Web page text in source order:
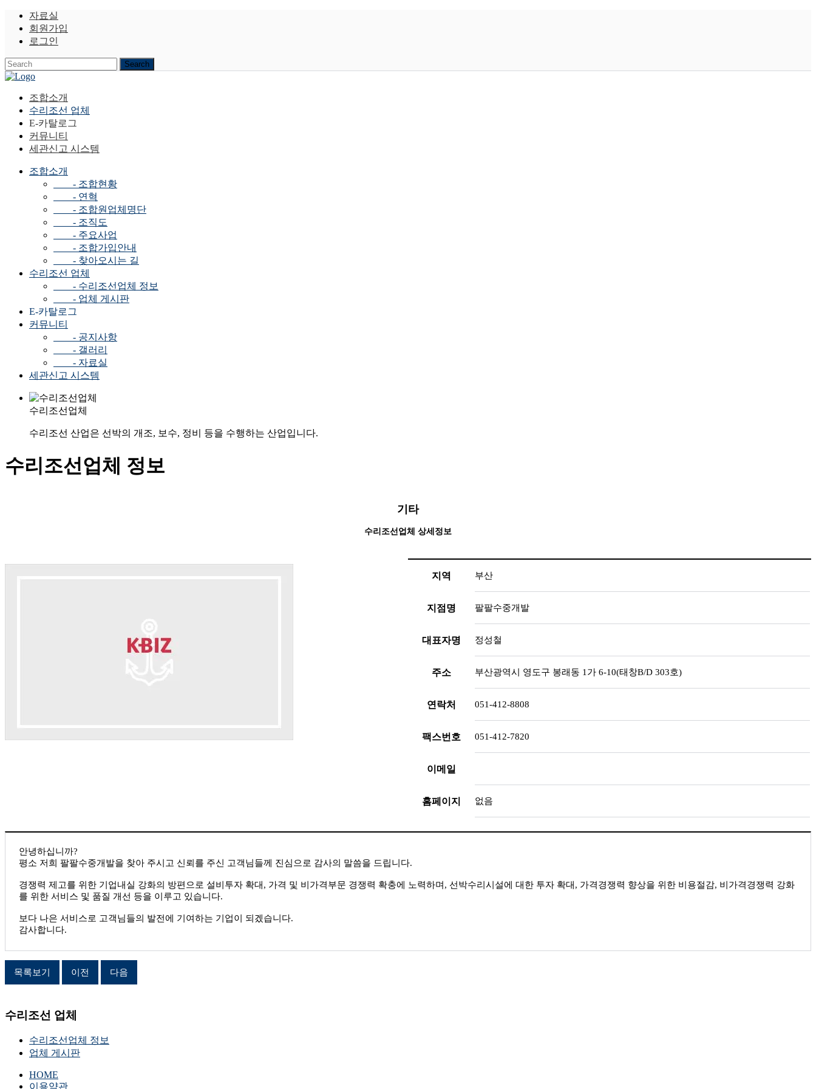
자료실
회원가입
로그인
조합소개
수리조선 업체
E-카탈로그
커뮤니티
세관신고 시스템
조합소개
- 조합현황
- 연혁
- 조합원업체명단
- 조직도
- 주요사업
- 조합가입안내
- 찾아오시는 길
수리조선 업체
- 수리조선업체 정보
- 업체 게시판
E-카탈로그
커뮤니티
- 공지사항
- 갤러리
- 자료실
세관신고 시스템
수리조선업체
수리조선 산업은 선박의 개조, 보수, 정비 등을 수행하는 산업입니다.
수리조선업체 정보
기타
수리조선업체 상세정보
지역 부산
지점명 팔팔수중개발
대표자명 정성철
주소 부산광역시 영도구 봉래동 1가 6-10(태창B/D 303호)
연락처 051-412-8808
팩스번호 051-412-7820
이메일
홈페이지 없음
안녕하십니까?
평소 저희 팔팔수중개발을 찾아 주시고 신뢰를 주신 고객님들께 진심으로 감사의 말씀을 드립니다.
경쟁력 제고를 위한 기업내실 강화의 방편으로 설비투자 확대, 가격 및 비가격부문 경쟁력 확충에 노력하며, 선박수리시설에 대한 투자 확대, 가격경쟁력 향상을 위한 비용절감, 비가격경쟁력 강화
를 위한 서비스 및 품질 개선 등을 이루고 있습니다.
보다 나은 서비스로 고객님들의 발전에 기여하는 기업이 되겠습니다.
감사합니다.
목록보기 이전 다음
수리조선 업체
수리조선업체 정보
업체 게시판
HOME
이용약관